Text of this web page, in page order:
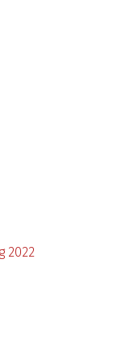
2022